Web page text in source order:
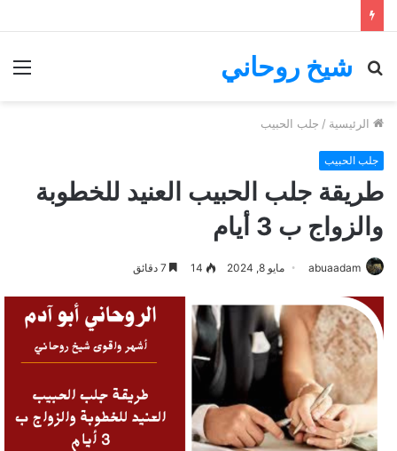
شيخ روحاني
بحث
الرئيسية / جلب الحبيب
جلب الحبيب
طريقة جلب الحبيب العنيد للخطوبة
والزواج ب 3 أيام
abuaadam مايو 8, 2024 14